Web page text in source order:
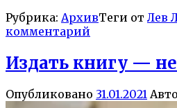
Рубрика: АрхивТеги от Лев
комментарий
Издать книгу —
Опубликовано 31.01.2021